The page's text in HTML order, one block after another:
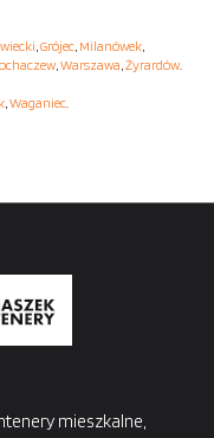
,Grójec, Milanówek,
,Warszawa,Żyrardów.
,Waganiec.
mieszkalne,